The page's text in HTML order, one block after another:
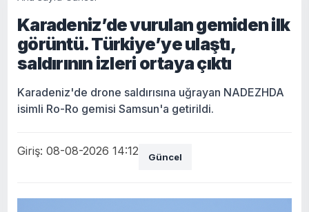
Karadeniz’de vurulan gemiden ilk
görüntü. Türkiye’ye ulaştı,
saldırının izleri ortaya çıktı
Karadeniz'de drone saldırısına uğrayan NADEZHDA
isimli Ro-Ro gemisi Samsun'a getirildi.
Giriş: 08-08-2026 14:12 Güncel